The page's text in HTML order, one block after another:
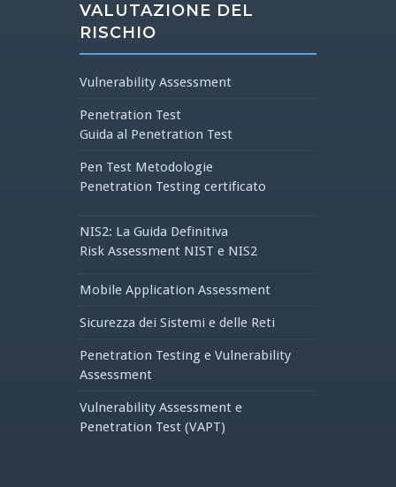
VALUTAZIONE DEL
RISCHIO
Vulnerability Assessment
Penetration Test
Guida al Penetration Test
Pen Test Metodologie
Penetration Testing certificato
NIS2: La Guida Definitiva
Risk Assessment NIST e NIS2
Mobile Application Assessment
Sicurezza dei Sistemi e delle Reti
Penetration Testing e Vulnerability
Assessment
Vulnerability Assessment e
Penetration Test (VAPT)